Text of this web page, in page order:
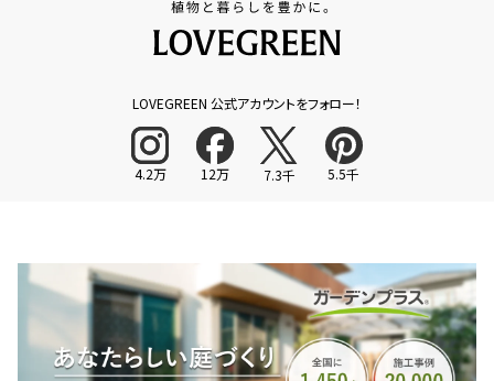
LOVEGREEN 公式アカウントをフォロー！
4.2万 12万 7.3千 5.5千